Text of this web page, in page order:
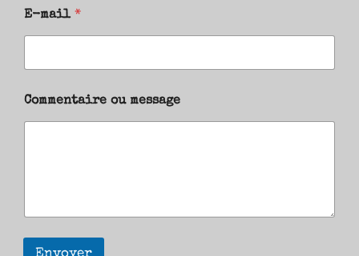
E-mail *
Commentaire ou message